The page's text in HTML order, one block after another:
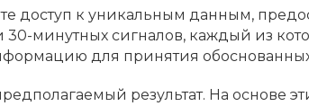
доступ к уникальным данным,
минутных сигналов, каждый из
для принятия
результат. На основе